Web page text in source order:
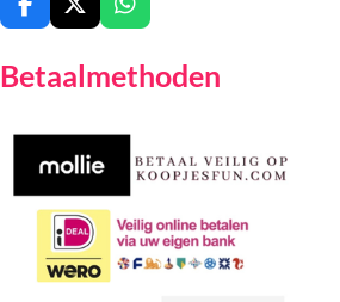
F
a
e
X
W
h
t
Betaalmethoden